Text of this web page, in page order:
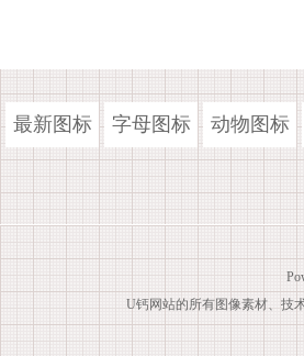
最新图标 字母图标 动物图标
U钙网站的所有图像素材、技